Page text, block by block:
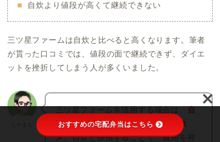
自炊より値段が高くて継続できない
三ツ星ファームは自炊と比べると高くなります。筆者
が貰った口コミでは、値段の面で継続できず、ダイエ
ットを挫折してしまう人が多くいました。
三ツ星ファームを活用する場合は、
自
炊ができない日の置き換えにオスス
メ。自炊と併用することで、費用を抑
おすすめの宅配弁当はこちら